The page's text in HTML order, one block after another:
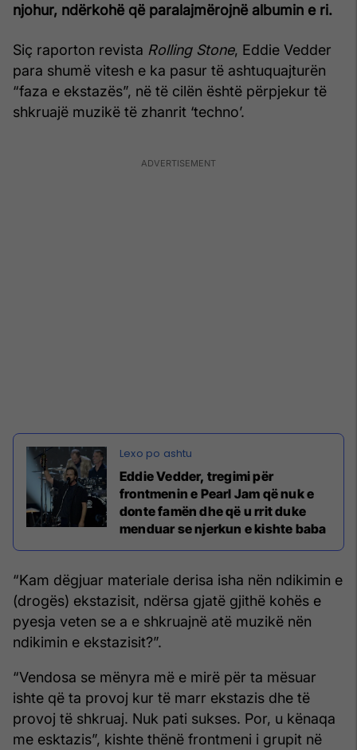
njohur, ndërkohë që paralajmërojnë albumin e ri.
Siç raporton revista Rolling Stone, Eddie Vedder
para shumë vitesh e ka pasur të ashtuquajturën
“faza e ekstazës”, në të cilën është përpjekur të
shkruajë muzikë të zhanrit ‘techno’.
Eddie Vedder, tregimi për
frontmenin e Pearl Jam që nuk e
donte famën dhe që u rrit duke
menduar se njerkun e kishte baba
“Kam dëgjuar materiale derisa isha nën ndikimin e
(drogës) ekstazisit, ndërsa gjatë gjithë kohës e
pyesja veten se a e shkruajnë atë muzikë nën
ndikimin e ekstazisit?”.
“Vendosa se mënyra më e mirë për ta mësuar
ishte që ta provoj kur të marr ekstazis dhe të
provoj të shkruaj. Nuk pati sukses. Por, u kënaqa
me esktazis”, kishte thënë frontmeni i grupit në